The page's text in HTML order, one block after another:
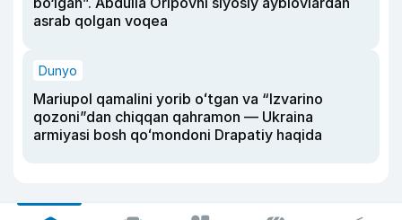
asrab qolgan voqea
Dunyo
Mariupol qamalini yorib oʻtgan va “Izvarino
qozoni”dan chiqqan qahramon — Ukraina
armiyasi bosh qoʻmondoni Drapatiy haqida